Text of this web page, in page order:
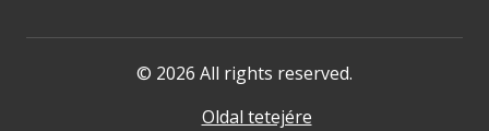
© 2026 All rights reserved.
Oldal tetejére